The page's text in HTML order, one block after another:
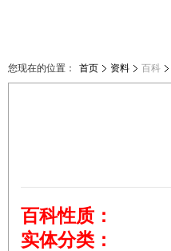
您现在的位置： 首页 资料 百科
百科性质：
实体分类：